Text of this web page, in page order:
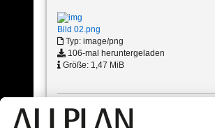
Bild 02.png
Typ: image/png
106-mal heruntergeladen
Größe: 1,47 MiB